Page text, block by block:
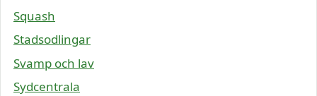
Squash
Stadsodlingar
Svamp och lav
Sydcentrala